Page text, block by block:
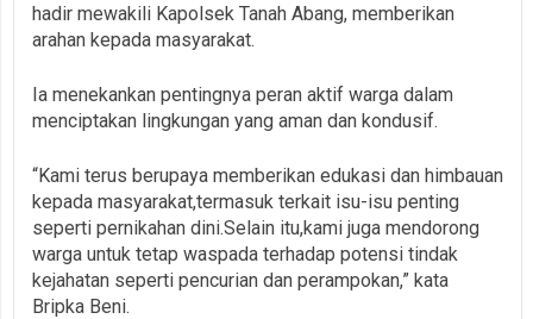
hadir mewakili Kapolsek Tanah Abang, memberikan
arahan kepada masyarakat.
Ia menekankan pentingnya peran aktif warga dalam
menciptakan lingkungan yang aman dan kondusif.
“Kami terus berupaya memberikan edukasi dan himbauan
kepada masyarakat,termasuk terkait isu-isu penting
seperti pernikahan dini.Selain itu,kami juga mendorong
warga untuk tetap waspada terhadap potensi tindak
kejahatan seperti pencurian dan perampokan,” kata
Bripka Beni.